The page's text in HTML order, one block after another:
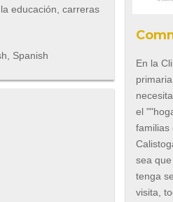
educación, carreras
Spanish
En la
el
familias
sea
tenga
visita,